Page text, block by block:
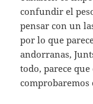
confundir el
pensar con un
por lo que
andorranas,
todo, parece que
comprobaremos